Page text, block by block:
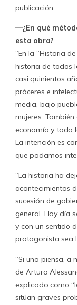
publicación.
—¿En qué
esta obra?
“En la “Historia
historia de todos
casi quinientos
próceres e
media, bajo
mujeres.
economía y todo
La intención es
que podamos
“La historia ha
acontecimientos
sucesión de
general. Hoy día
y con un sentido
protagonista sea
“Si uno piensa, a
de Arturo
explicado como
sitúan graves